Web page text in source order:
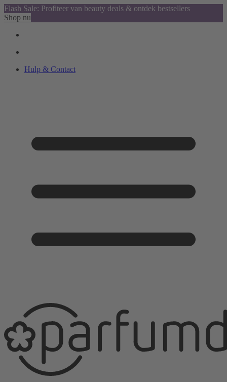
Flash Sale: Profiteer van beauty deals & ontdek bestsellers
Shop nu
Hulp & Contact